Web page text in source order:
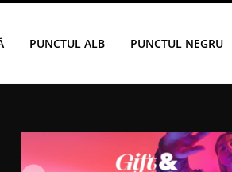
PUNCTUL ALB PUNCTUL NEGRU